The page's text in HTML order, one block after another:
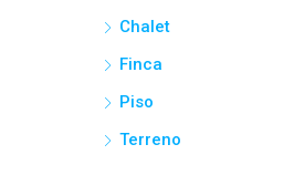
Chalet
Finca
Piso
Terreno